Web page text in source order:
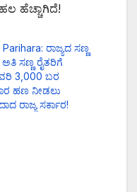
ಹೆಚ್ಚಾಗಿದೆ!
ರಾಜ್ಯದ ಸಣ್ಣ
ಅತಿ ಸಣ್ಣ ರೈತರಿಗೆ
3,000 ಬರ
ಹಣ ನೀಡಲು
ರಾಜ್ಯ ಸರ್ಕಾರ!